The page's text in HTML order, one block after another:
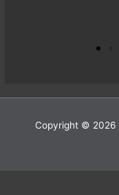
Copyright © 2026